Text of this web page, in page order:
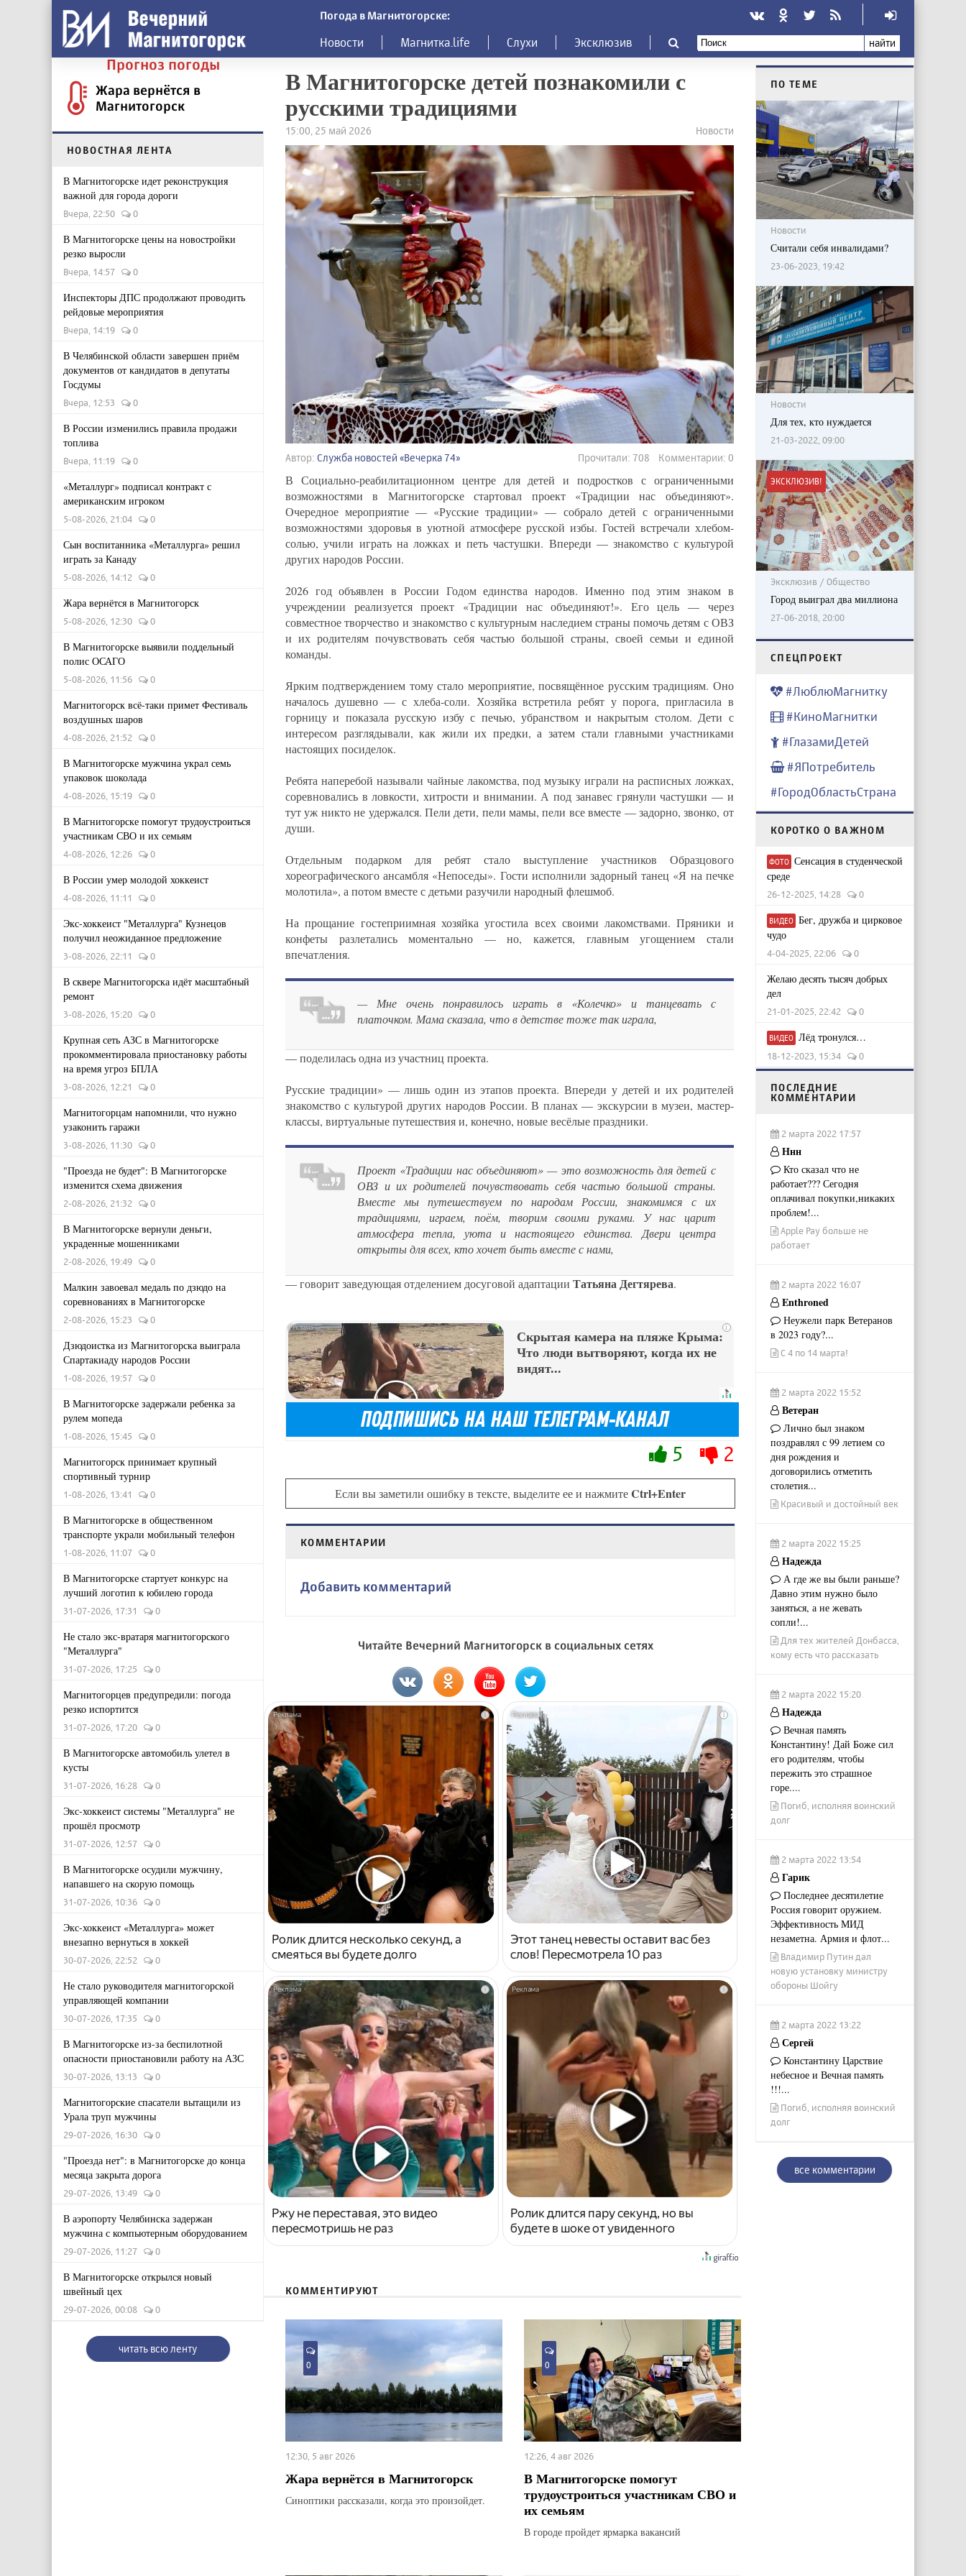
Погода в Магнитогорске:
Новости Магнитка.life Слухи Эксклюзив найти
Прогноз погоды
Жара вернётся в
Магнитогорск
НОВОСТНАЯ ЛЕНТА
В Магнитогорске идет реконструкция
важной для города дороги
Вчера, 22:50 0
В Магнитогорске цены на новостройки
резко выросли
Вчера, 14:57 0
Инспекторы ДПС продолжают проводить
рейдовые мероприятия
Вчера, 14:19 0
В Челябинской области завершен приём
документов от кандидатов в депутаты
Госдумы
Вчера, 12:53 0
В России изменились правила продажи
топлива
Вчера, 11:19 0
«Металлург» подписал контракт с
американским игроком
5-08-2026, 21:04 0
Сын воспитанника «Металлурга» решил
играть за Канаду
5-08-2026, 14:12 0
Жара вернётся в Магнитогорск
5-08-2026, 12:30 0
В Магнитогорске выявили поддельный
полис ОСАГО
5-08-2026, 11:56 0
Магнитогорск всё-таки примет Фестиваль
воздушных шаров
4-08-2026, 21:52 0
В Магнитогорске мужчина украл семь
упаковок шоколада
4-08-2026, 15:19 0
В Магнитогорске помогут трудоустроиться
участникам СВО и их семьям
4-08-2026, 12:26 0
В России умер молодой хоккеист
4-08-2026, 11:11 0
Экс-хоккеист "Металлурга" Кузнецов
получил неожиданное предложение
3-08-2026, 22:11 0
В сквере Магнитогорска идёт масштабный
ремонт
3-08-2026, 15:20 0
Крупная сеть АЗС в Магнитогорске
прокомментировала приостановку работы
на время угроз БПЛА
3-08-2026, 12:21 0
Магнитогорцам напомнили, что нужно
узаконить гаражи
3-08-2026, 11:30 0
"Проезда не будет": В Магнитогорске
изменится схема движения
2-08-2026, 21:32 0
В Магнитогорске вернули деньги,
украденные мошенниками
2-08-2026, 19:49 0
Малкин завоевал медаль по дзюдо на
соревнованиях в Магнитогорске
2-08-2026, 15:23 0
Дзюдоистка из Магнитогорска выиграла
Спартакиаду народов России
1-08-2026, 19:57 0
В Магнитогорске задержали ребенка за
рулем мопеда
1-08-2026, 15:45 0
Магнитогорск принимает крупный
спортивный турнир
1-08-2026, 13:41 0
В Магнитогорске в общественном
транспорте украли мобильный телефон
1-08-2026, 11:07 0
В Магнитогорске стартует конкурс на
лучший логотип к юбилею города
31-07-2026, 17:31 0
Не стало экс-вратаря магнитогорского
"Металлурга"
31-07-2026, 17:25 0
Магнитогорцев предупредили: погода
резко испортится
31-07-2026, 17:20 0
В Магнитогорске автомобиль улетел в
кусты
31-07-2026, 16:28 0
Экс-хоккеист системы "Металлурга" не
прошёл просмотр
31-07-2026, 12:57 0
В Магнитогорске осудили мужчину,
напавшего на скорую помощь
31-07-2026, 10:36 0
Экс-хоккеист «Металлурга» может
внезапно вернуться в хоккей
30-07-2026, 22:52 0
Не стало руководителя магнитогорской
управляющей компании
30-07-2026, 17:35 0
В Магнитогорске из-за беспилотной
опасности приостановили работу на АЗС
30-07-2026, 13:13 0
Магнитогорские спасатели вытащили из
Урала труп мужчины
29-07-2026, 16:30 0
"Проезда нет": в Магнитогорске до конца
месяца закрыта дорога
29-07-2026, 13:49 0
В аэропорту Челябинска задержан
мужчина с компьютерным оборудованием
29-07-2026, 11:27 0
В Магнитогорске открылся новый
швейный цех
29-07-2026, 00:08 0
читать всю ленту
В Магнитогорске детей познакомили с
русскими традициями
15:00, 25 май 2026 Новости
Автор: Служба новостей «Вечерка 74» Прочитали: 708 Комментарии: 0
В Социально-реабилитационном центре для детей и подростков с ограниченными
возможностями в Магнитогорске стартовал проект «Традиции нас объединяют».
Очередное мероприятие — «Русские традиции» — собрало детей с ограниченными
возможностями здоровья в уютной атмосфере русской избы. Гостей встречали хлебом-
солью, учили играть на ложках и петь частушки. Впереди — знакомство с культурой
других народов России.
2026 год объявлен в России Годом единства народов. Именно под этим знаком в
учреждении реализуется проект «Традиции нас объединяют!». Его цель — через
совместное творчество и знакомство с культурным наследием страны помочь детям с ОВЗ
и их родителям почувствовать себя частью большой страны, своей семьи и единой
команды.
Ярким подтверждением тому стало мероприятие, посвящённое русским традициям. Оно
началось душевно — с хлеба-соли. Хозяйка встретила ребят у порога, пригласила в
горницу и показала русскую избу с печью, убранством и накрытым столом. Дети с
интересом разглядывали, как жили их предки, а затем стали главными участниками
настоящих посиделок.
Ребята наперебой называли чайные лакомства, под музыку играли на расписных ложках,
соревновались в ловкости, хитрости и внимании. А под занавес грянули частушки — и
тут уж никто не удержался. Пели дети, пели мамы, пели все вместе — задорно, звонко, от
души.
Отдельным подарком для ребят стало выступление участников Образцового
хореографического ансамбля «Непоседы». Гости исполнили задорный танец «Я на печке
молотила», а потом вместе с детьми разучили народный флешмоб.
На прощание гостеприимная хозяйка угостила всех своими лакомствами. Пряники и
конфеты разлетались моментально — но, кажется, главным угощением стали
впечатления.
— Мне очень понравилось играть в «Колечко» и танцевать с
платочком. Мама сказала, что в детстве тоже так играла,
— поделилась одна из участниц проекта.
Русские традиции» — лишь один из этапов проекта. Впереди у детей и их родителей
знакомство с культурой других народов России. В планах — экскурсии в музеи, мастер-
классы, виртуальные путешествия и, конечно, новые весёлые праздники.
Проект «Традиции нас объединяют» — это возможность для детей с
ОВЗ и их родителей почувствовать себя частью большой страны.
Вместе мы путешествуем по народам России, знакомимся с их
традициями, играем, поём, творим своими руками. У нас царит
атмосфера тепла, уюта и настоящего единства. Двери центра
открыты для всех, кто хочет быть вместе с нами,
— говорит заведующая отделением досуговой адаптации Татьяна Дегтярева.
i
Скрытая камера на пляже Крыма:
Что люди вытворяют, когда их не
видят...
5 2
Если вы заметили ошибку в тексте, выделите ее и нажмитеCtrl+Enter
КОММЕНТАРИИ
Добавить комментарий
Читайте Вечерний Магнитогорск в социальных сетях
i
Ролик длится несколько секунд, а
смеяться вы будете долго
i
Этот танец невесты оставит вас без
слов! Пересмотрела 10 раз
i
Ржу не переставая, это видео
пересмотришь не раз
i
Ролик длится пару секунд, но вы
будете в шоке от увиденного
КОММЕНТИРУЮТ
0
12:30, 5 авг 2026
Жара вернётся в Магнитогорск
Синоптики рассказали, когда это произойдет.
0
12:26, 4 авг 2026
В Магнитогорске помогут
трудоустроиться участникам СВО и
их семьям
В городе пройдет ярмарка вакансий
ПО ТЕМЕ
Новости
Считали себя инвалидами?
23-06-2023, 19:42
Новости
Для тех, кто нуждается
21-03-2022, 09:00
ЭКСКЛЮЗИВ!
Эксклюзив / Общество
Город выиграл два миллиона
27-06-2018, 20:00
CПЕЦПРОЕКТ
#ЛюблюМагнитку
#КиноМагнитки
#ГлазамиДетей
#ЯПотребитель
#ГородОбластьСтрана
КОРОТКО О ВАЖНОМ
ФОТО Сенсация в студенческой
среде
26-12-2025, 14:28 0
ВИДЕО Бег, дружба и цирковое
чудо
4-04-2025, 22:06 0
Желаю десять тысяч добрых
дел
21-01-2025, 22:42 0
ВИДЕО Лёд тронулся…
18-12-2023, 15:34 0
ПОСЛЕДНИЕ
КОММЕНТАРИИ
2 марта 2022 17:57
Ннн
Кто сказал что не
работает??? Сегодня
оплачивал покупки,никаких
проблем!...
Apple Pay больше не
работает
2 марта 2022 16:07
Enthroned
Неужели парк Ветеранов
в 2023 году?...
С 4 по 14 марта!
2 марта 2022 15:52
Ветеран
Лично был знаком
поздравлял с 99 летием со
дня рождения и
договорились отметить
столетия...
Красивый и достойный век
2 марта 2022 15:25
Надежда
А где же вы были раньше?
Давно этим нужно было
заняться, а не жевать
сопли!...
Для тех жителей Донбасса,
кому есть что рассказать
2 марта 2022 15:20
Надежда
Вечная память
Константину! Дай Боже сил
его родителям, чтобы
пережить это страшное
горе....
Погиб, исполняя воинский
долг
2 марта 2022 13:54
Гарик
Последнее десятилетие
Россия говорит оружием.
Эффективность МИД
незаметна. Армия и флот...
Владимир Путин дал
новую установку министру
обороны Шойгу
2 марта 2022 13:22
Сергей
Константину Царствие
небесное и Вечная память
!!!...
Погиб, исполняя воинский
долг
все комментарии